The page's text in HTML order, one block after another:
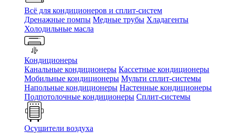
Всё для кондиционеров и сплит-систем
Дренажные помпы Медные трубы Хладагенты
Холодильные масла
Кондиционеры
Канальные кондиционеры Кассетные кондиционеры
Мобильные кондиционеры Мульти сплит-системы
Напольные кондиционеры Настенные кондиционеры
Подпотолочные кондиционеры Сплит-системы
Осушители воздуха